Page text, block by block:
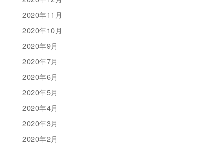
2020年11月
2020年10月
2020年9月
2020年7月
2020年6月
2020年5月
2020年4月
2020年3月
2020年2月